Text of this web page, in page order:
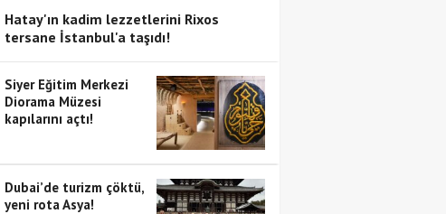
Hatay'ın kadim lezzetlerini Rixos
tersane İstanbul'a taşıdı!
Siyer Eğitim Merkezi
Diorama Müzesi
kapılarını açtı!
Dubai’de turizm çöktü,
yeni rota Asya!